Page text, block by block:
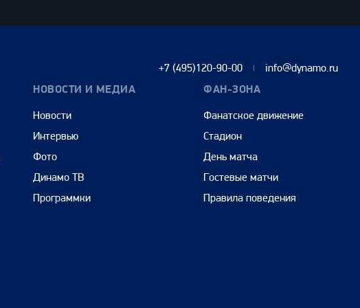
+7 (495)120-90-00 info@dynamo.ru
НОВОСТИ И МЕДИА
Новости
Интервью
Фото
Динамо ТВ
Программки
ФАН-ЗОНА
Фанатское движение
Стадион
День матча
Гостевые матчи
Правила поведения